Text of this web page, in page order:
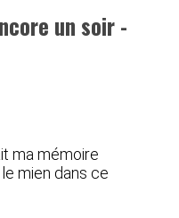
un soir -
ma mémoire
mien dans ce